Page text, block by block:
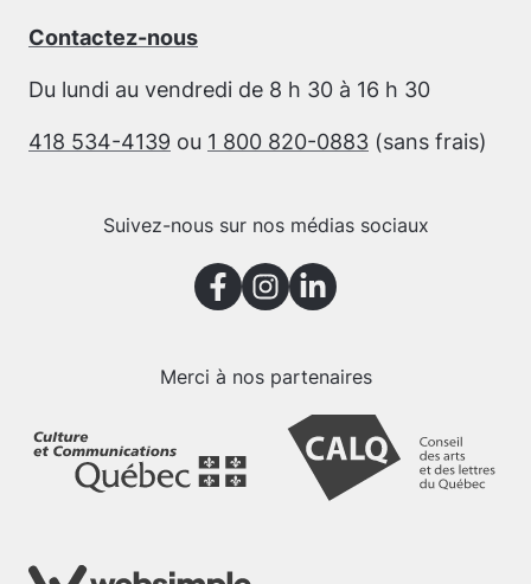
Contactez-nous
Du lundi au vendredi de 8 h 30 à 16 h 30
418 534-4139 ou 1 800 820-0883 (sans frais)
Suivez-nous sur nos médias sociaux
Merci à nos partenaires